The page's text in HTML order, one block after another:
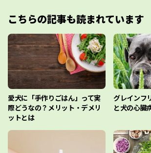
こちらの記事も読まれています
愛犬に「手作りごはん」って実
際どうなの？メリット・デメリ
ットとは
グレインフ
と犬の心臓